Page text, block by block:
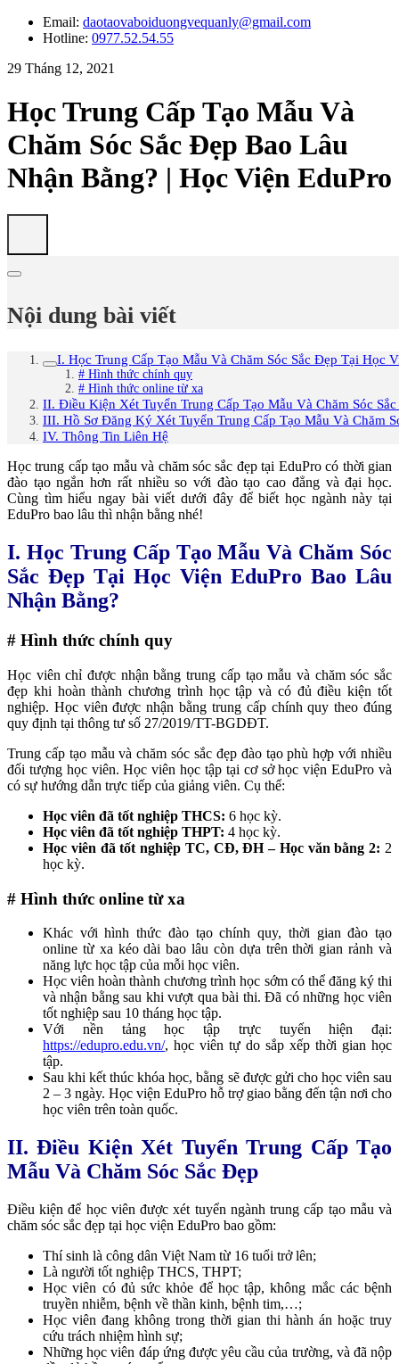
Email: daotaovaboiduongvequanly@gmail.com
Hotline: 0977.52.54.55
29 Tháng 12, 2021
Học Trung Cấp Tạo Mẫu Và
Chăm Sóc Sắc Đẹp Bao Lâu
Nhận Bằng? | Học Viện EduPro
Nội dung bài viết
I. Học Trung Cấp Tạo Mẫu Và Chăm Sóc Sắc Đẹp Tại Học
# Hình thức chính quy
# Hình thức online từ xa
II. Điều Kiện Xét Tuyển Trung Cấp Tạo Mẫu Và Chăm Sóc
III. Hồ Sơ Đăng Ký Xét Tuyển Trung Cấp Tạo Mẫu Và Chăm
IV. Thông Tin Liên Hệ
Học trung cấp tạo mẫu và chăm sóc sắc đẹp tại EduProcó thời gian
đào tạo ngắn hơn rất nhiều so với đào tạo cao đẳng và đại học.
Cùng tìm hiểu ngay bài viết dưới đây để biết học ngành này tại
EduPro bao lâu thì nhận bằng nhé!
I. Học Trung Cấp Tạo Mẫu Và Chăm Sóc
Sắc Đẹp Tại Học Viện EduPro Bao Lâu
Nhận Bằng?
# Hình thức chính quy
Học viên chỉ được nhận bằng trung cấp tạo mẫu và chăm sóc sắc
đẹp khi hoàn thành chương trình học tập và có đủ điều kiện tốt
nghiệp. Học viên được nhận bằng trung cấp chính quy theo đúng
quy định tại thông tư số 27/2019/TT-BGDĐT.
Trung cấp tạo mẫu và chăm sóc sắc đẹp đào tạo phù hợp với nhiều
đối tượng học viên. Học viên học tập tại cơ sở học viện EduPro và
có sự hướng dẫn trực tiếp của giảng viên. Cụ thể:
Học viên đã tốt nghiệp THCS: 6 học kỳ.
Học viên đã tốt nghiệp THPT: 4 học kỳ.
Học viên đã tốt nghiệp TC, CĐ, ĐH – Học văn bằng 2: 2
học kỳ.
# Hình thức online từ xa
Khác với hình thức đào tạo chính quy, thời gian đào tạo
online từ xa kéo dài bao lâu còn dựa trên thời gian rảnh và
năng lực học tập của mỗi học viên.
Học viên hoàn thành chương trình học sớm có thể đăng ký thi
và nhận bằng sau khi vượt qua bài thi. Đã có những học viên
tốt nghiệp sau 10 tháng học tập.
Với nền tảng học tập trực tuyến hiện đại:
https://edupro.edu.vn/, học viên tự do sắp xếp thời gian học
tập.
Sau khi kết thúc khóa học, bằng sẽ được gửi cho học viên sau
2 – 3 ngày. Học viện EduPro hỗ trợ giao bằng đến tận nơi cho
học viên trên toàn quốc.
II. Điều Kiện Xét Tuyển Trung Cấp Tạo
Mẫu Và Chăm Sóc Sắc Đẹp
Điều kiện để học viên được xét tuyển ngành trung cấp tạo mẫu và
chăm sóc sắc đẹp tại học viện EduPro bao gồm:
Thí sinh là công dân Việt Nam từ 16 tuổi trở lên;
Là người tốt nghiệp THCS, THPT;
Học viên có đủ sức khỏe để học tập, không mắc các bệnh
truyền nhiễm, bệnh về thần kinh, bệnh tim,…;
Học viên đang không trong thời gian thi hành án hoặc truy
cứu trách nhiệm hình sự;
Những học viên đáp ứng được yêu cầu của trường, và đã nộp